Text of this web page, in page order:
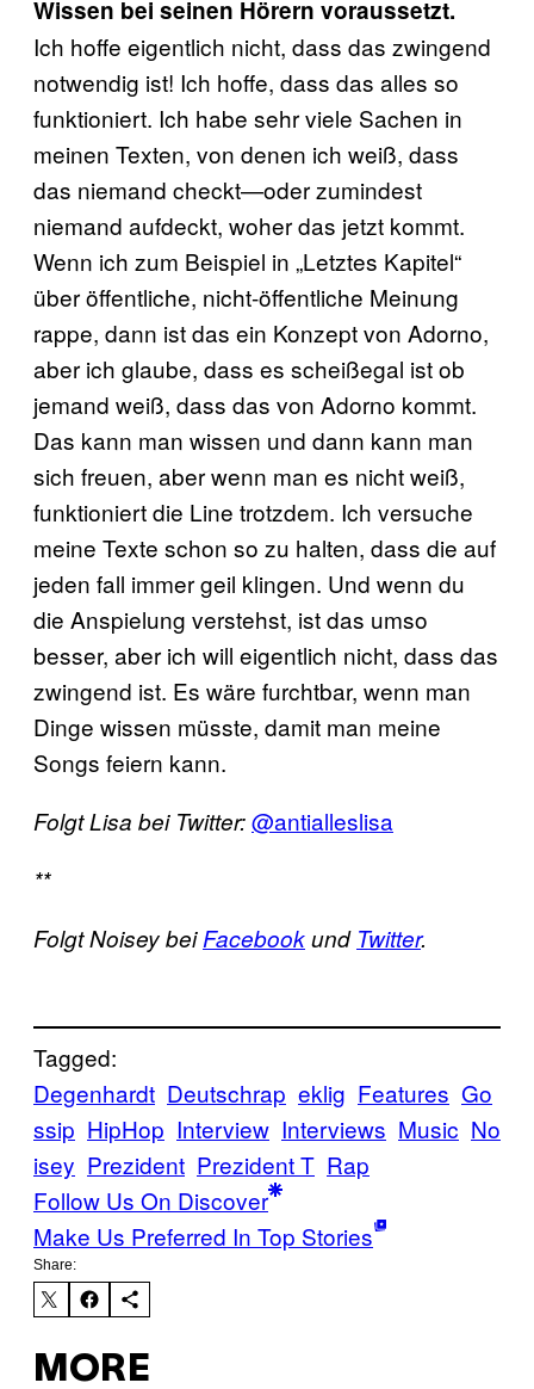
Wissen bei seinen Hörern voraussetzt.
Ich hoffe eigentlich nicht, dass das zwingend
notwendig ist! Ich hoffe, dass das alles so
funktioniert. Ich habe sehr viele Sachen in
meinen Texten, von denen ich weiß, dass
das niemand checkt—oder zumindest
niemand aufdeckt, woher das jetzt kommt.
Wenn ich zum Beispiel in „Letztes Kapitel“
über öffentliche, nicht-öffentliche Meinung
rappe, dann ist das ein Konzept von Adorno,
aber ich glaube, dass es scheißegal ist ob
jemand weiß, dass das von Adorno kommt.
Das kann man wissen und dann kann man
sich freuen, aber wenn man es nicht weiß,
funktioniert die Line trotzdem. Ich versuche
meine Texte schon so zu halten, dass die auf
jeden fall immer geil klingen. Und wenn du
die Anspielung verstehst, ist das umso
besser, aber ich will eigentlich nicht, dass das
zwingend ist. Es wäre furchtbar, wenn man
Dinge wissen müsste, damit man meine
Songs feiern kann.
Folgt Lisa bei Twitter:@antialleslisa
**
Folgt Noisey beiFacebookund Twitter.
Tagged:
Degenhardt Deutschrap eklig Features Go
ssip HipHop Interview Interviews Music No
isey Prezident Prezident T Rap
Follow Us On Discover
Make Us Preferred In Top Stories
Share:
MORE